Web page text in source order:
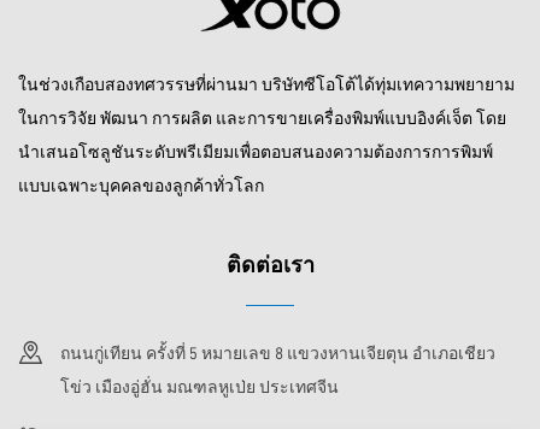
ในช่วงเกือบสองทศวรรษที่ผ่านมา บริษัทซีโอโต้ได้ทุ่มเทความพยายาม
ในการวิจัย พัฒนา การผลิต และการขายเครื่องพิมพ์แบบอิงค์เจ็ต โดย
นำเสนอโซลูชันระดับพรีเมียมเพื่อตอบสนองความต้องการการพิมพ์
แบบเฉพาะบุคคลของลูกค้าทั่วโลก
ติดต่อเรา
ถนนกู่เทียน ครั้งที่ 5 หมายเลข 8 แขวงหานเจียตุน อำเภอเชียว
โข่ว เมืองอู่ฮั่น มณฑลหูเป่ย ประเทศจีน